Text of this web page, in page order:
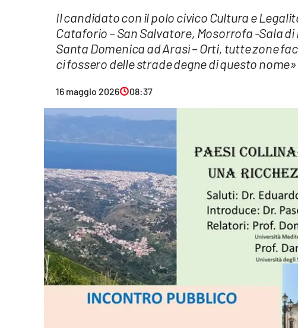
Economia e lavoro
Streaming
Lac Network
Il candidato con il polo civico Cultura e
Cataforio – San Salvatore, Mosorrofa -Sala
Santa Domenica ad Arasì – Orti, tutte zone
ci fossero delle strade degne di questo nome»
16 maggio 2026 08:37